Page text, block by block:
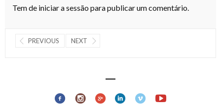
Tem de iniciar a sessãopara publicar um comentário.
PREVIOUS NEXT